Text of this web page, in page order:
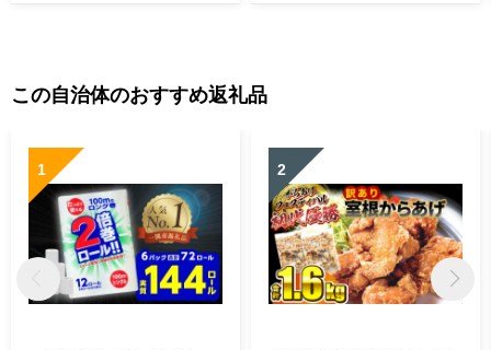
この自治体のおすすめ返礼品
1 2